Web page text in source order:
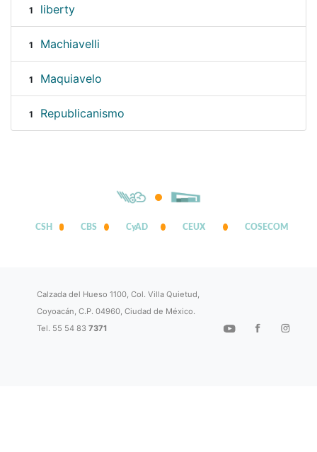
1 liberty
1 Machiavelli
1 Maquiavelo
1 Republicanismo
CSH CBS CyAD CEUX COSECOM
Calzada del Hueso 1100, Col. Villa Quietud,
Coyoacán, C.P. 04960, Ciudad de México.
Tel. 55 54 837371